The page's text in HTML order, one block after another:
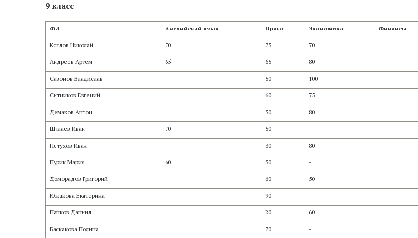
9 класс
ФИ Английский язык Право Экономика Финансы
Котлов Николай 70 75 70
Андреев Артем 65 65 80
Сазонов Владислав 50 100
Ситников Евгений 60 75
Демаков Антон 50 80
Шалаев Иван 70 50 -
Петухов Иван 30 80
Пурик Мария 60 50 -
Доморадов Григорий 60 50
Южакова Екатерина 90 -
Панков Даниил 20 60
Баскакова Полина 70 -